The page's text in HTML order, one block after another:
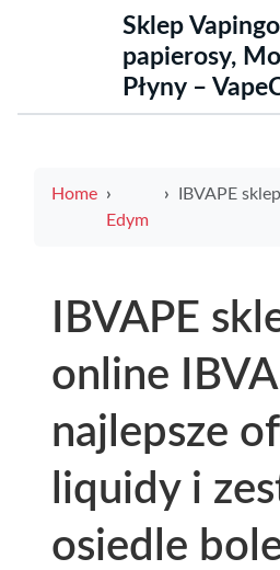
Sklep
papierosy,
Płyny –
Home
Edym
IBVAPE sklep online IBVAPE
IBVAPE
online
najlepsze
liquidy i
osiedle